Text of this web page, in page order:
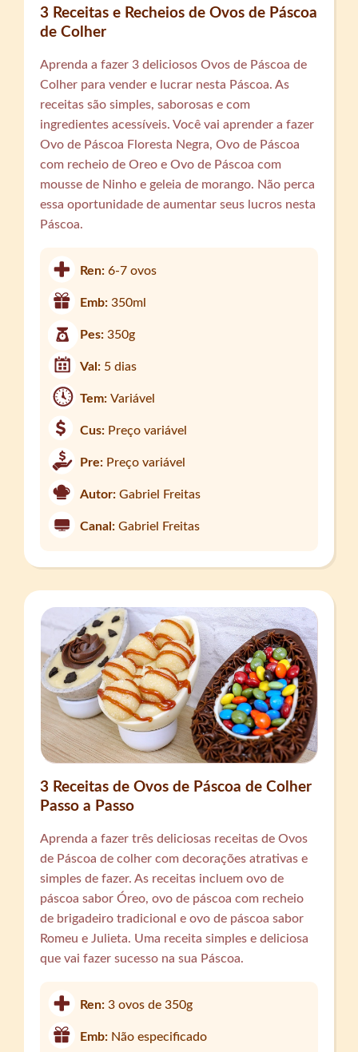
3 Receitas e Recheios de Ovos de Páscoa
de Colher
Aprenda a fazer 3 deliciosos Ovos de Páscoa de
Colher para vender e lucrar nesta Páscoa. As
receitas são simples, saborosas e com
ingredientes acessíveis. Você vai aprender a fazer
Ovo de Páscoa Floresta Negra, Ovo de Páscoa
com recheio de Oreo e Ovo de Páscoa com
mousse de Ninho e geleia de morango. Não perca
essa oportunidade de aumentar seus lucros nesta
Páscoa.
Ren:6-7 ovos
Emb:350ml
Pes:350g
Val: 5 dias
Tem:Variável
Cus: Preço variável
Pre: Preço variável
Autor: Gabriel Freitas
Canal: Gabriel Freitas
3 Receitas de Ovos de Páscoa de Colher
Passo a Passo
Aprenda a fazer três deliciosas receitas de Ovos
de Páscoa de colher com decorações atrativas e
simples de fazer. As receitas incluem ovo de
páscoa sabor Óreo, ovo de páscoa com recheio
de brigadeiro tradicional e ovo de páscoa sabor
Romeu e Julieta. Uma receita simples e deliciosa
que vai fazer sucesso na sua Páscoa.
Ren:3 ovos de 350g
Emb: Não especificado